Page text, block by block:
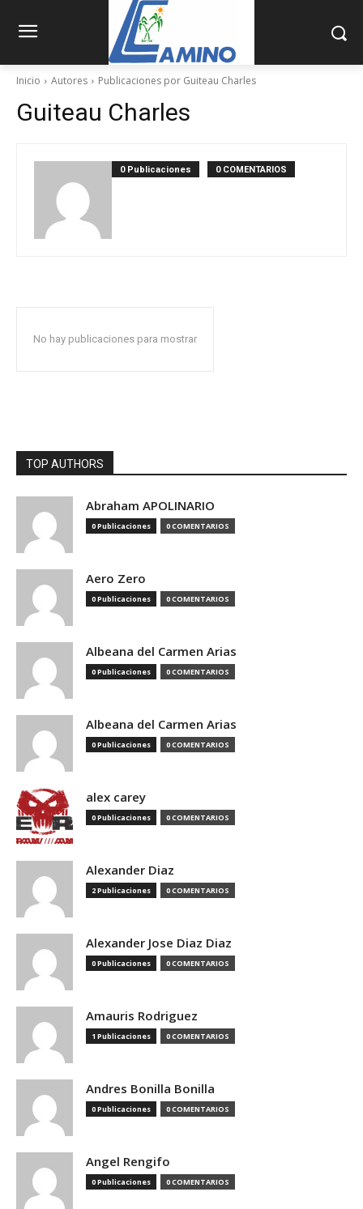
Inicio Autores Publicaciones por Guiteau Charles
Guiteau Charles
0 Publicaciones 0 COMENTARIOS
No hay publicaciones para mostrar
TOP AUTHORS
Abraham APOLINARIO
0 Publicaciones 0 COMENTARIOS
Aero Zero
0 Publicaciones 0 COMENTARIOS
Albeana del Carmen Arias
0 Publicaciones 0 COMENTARIOS
Albeana del Carmen Arias
0 Publicaciones 0 COMENTARIOS
alex carey
0 Publicaciones 0 COMENTARIOS
Alexander Diaz
2 Publicaciones 0 COMENTARIOS
Alexander Jose Diaz Diaz
0 Publicaciones 0 COMENTARIOS
Amauris Rodriguez
1 Publicaciones 0 COMENTARIOS
Andres Bonilla Bonilla
0 Publicaciones 0 COMENTARIOS
Angel Rengifo
0 Publicaciones 0 COMENTARIOS